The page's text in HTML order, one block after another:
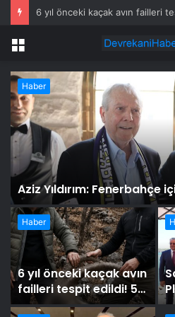
Menü
Haber
Aziz Yıldırım: Fenerbahçe
Haber
6 yıl önceki kaçak avın
failleri tespit edildi! 5
yaban keçisi için ceza